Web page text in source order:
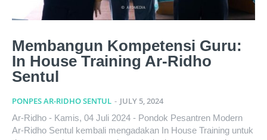
Membangun Kompetensi Guru:
In House Training Ar-Ridho
Sentul
PONPES AR-RIDHO SENTUL - JULY 5, 2024
Ar-Ridho - Kamis, 04 Juli 2024 - Pondok Pesantren Modern
Ar-Ridho Sentul kembali mengadakan In House Training untuk